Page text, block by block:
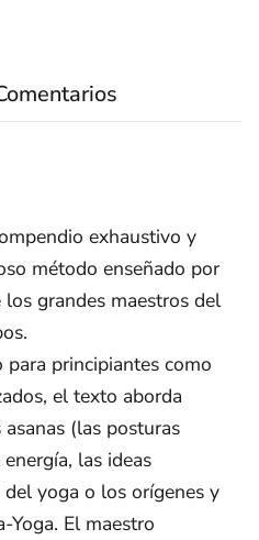
exhaustivo y
método enseñado por
grandes maestros del
principiantes como
el texto aborda
(las posturas
las ideas
yoga o los orígenes y
El maestro